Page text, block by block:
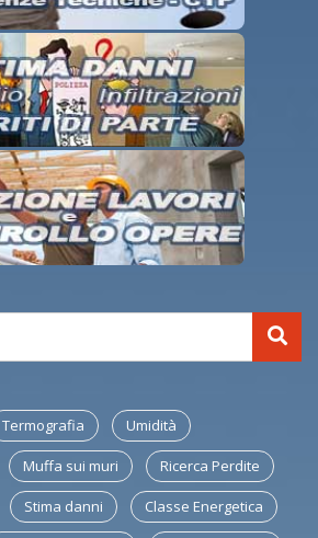
Termografia Umidità
Muffa sui muri Ricerca Perdite
Stima danni Classe Energetica